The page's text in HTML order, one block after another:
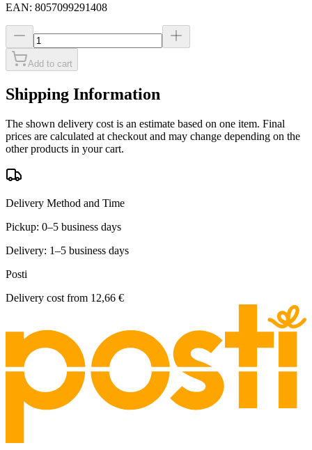
EAN: 8057099291408
Add to cart
Shipping Information
The shown delivery cost is an estimate based on one item. Final
prices are calculated at checkout and may change depending on the
other products in your cart.
Delivery Method and Time
Pickup: 0–5 business days
Delivery: 1–5 business days
Posti
Delivery cost from 12,66 €